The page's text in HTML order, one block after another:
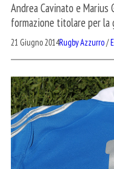
Andrea Cavinato e Marius
formazione titolare per la
21 Giugno 2014Rugby Azzurro/